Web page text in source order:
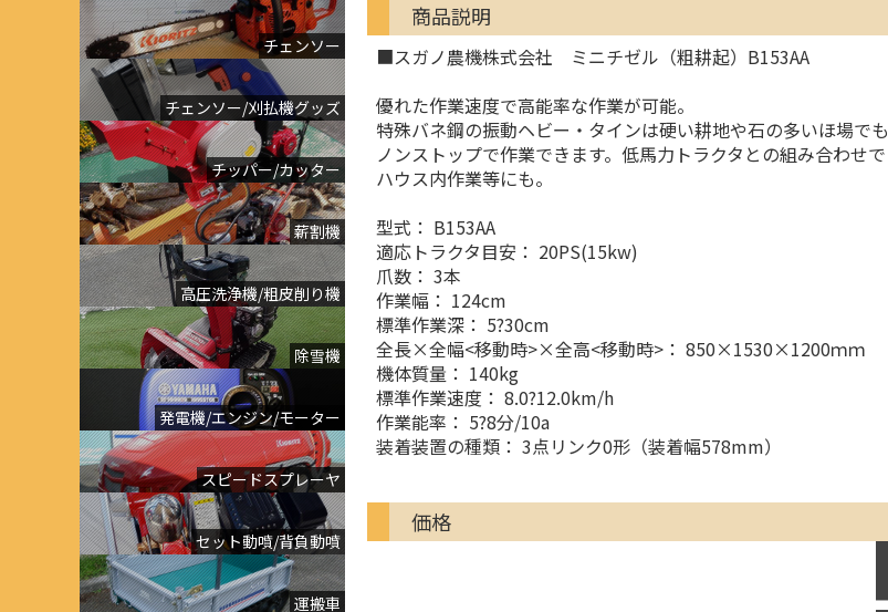
チェンソー
チェンソー/刈払機グッズ
チッパー/カッター
薪割機
高圧洗浄機/粗皮削り機
除雪機
発電機/エンジン/モーター
スピードスプレーヤ
セット動噴/背負動噴
運搬車
商品説明
■スガノ農機株式会社 ミニチゼル（粗耕起）B153AA
優れた作業速度で高能率な作業が可能。
特殊バネ鋼の振動ヘビー・タインは硬い耕地や石の多いほ場でも
ノンストップで作業できます。低馬力トラクタとの組み合わせで
ハウス内作業等にも。
型式： B153AA
適応トラクタ目安： 20PS(15kw)
爪数： 3本
作業幅： 124cm
標準作業深： 5?30cm
全長×全幅<移動時>×全高<移動時>： 850×1530×1200ｍｍ
機体質量： 140kg
標準作業速度： 8.0?12.0km/h
作業能率： 5?8分/10a
装着装置の種類： 3点リンク0形（装着幅578mm）
価格